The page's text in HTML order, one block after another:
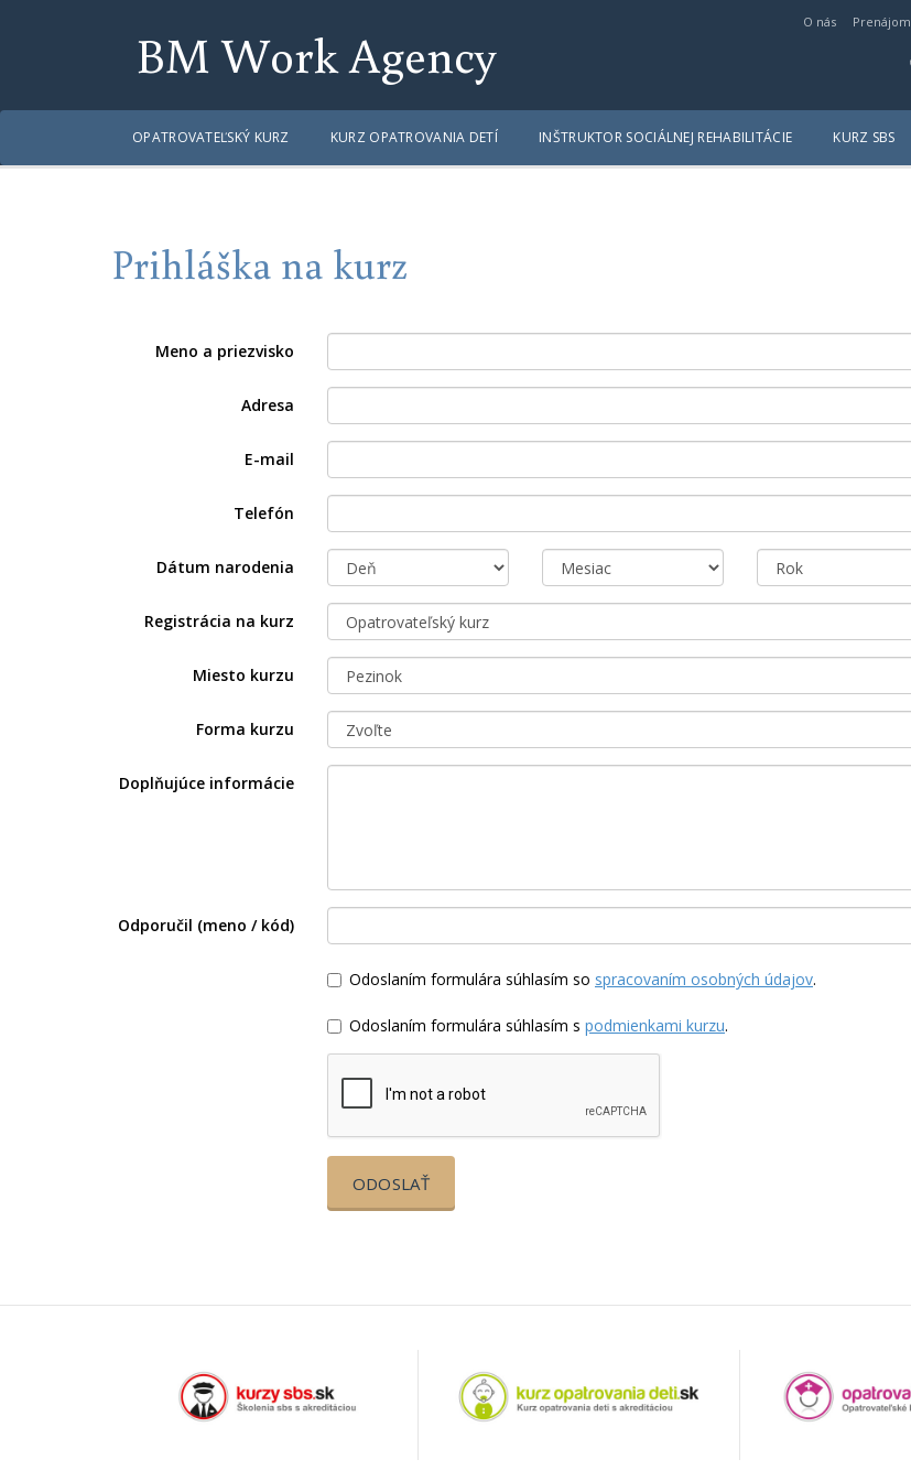
BM Work Agency
O nás Prenájom
OPATROVATEĽSKÝ KURZ KURZ OPATROVANIA DETÍ INŠTRUKTOR SOCIÁLNEJ REHABILITÁCIE KURZ SBS
Prihláška na kurz
Meno a priezvisko
Adresa
E-mail
Telefón
Dátum narodenia
Registrácia na kurz
Miesto kurzu
Forma kurzu
Doplňujúce informácie
Odporučil (meno / kód)
Odoslaním formulára súhlasím so spracovaním osobných údajov.
Odoslaním formulára súhlasím s podmienkami kurzu.
ODOSLAŤ